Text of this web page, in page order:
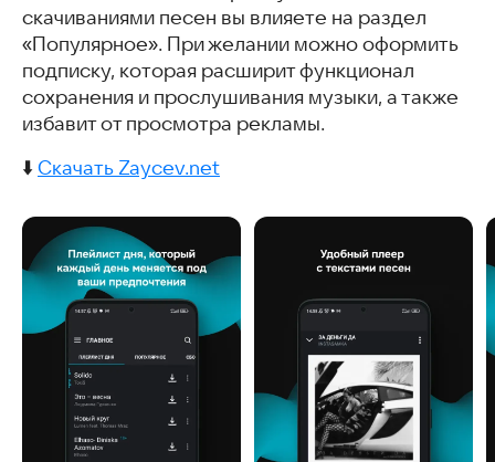
скачиваниями песен вы влияете на раздел
«Популярное». При желании можно оформить
подписку, которая расширит функционал
сохранения и прослушивания музыки, а также
избавит от просмотра рекламы.
⬇️ Скачать Zaycev.net